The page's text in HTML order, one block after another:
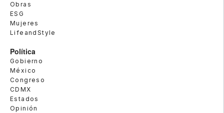
Obras
ESG
Mujeres
LifeandStyle
Política
Gobierno
México
Congreso
CDMX
Estados
Opinión